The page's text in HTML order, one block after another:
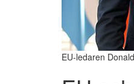
EU-ledaren